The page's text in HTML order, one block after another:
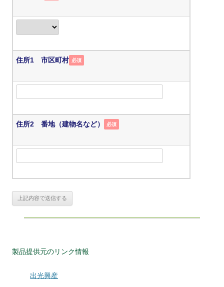
住所1 市区町村 必須
住所2 番地（建物名など） 必須
製品提供元のリンク情報
出光興産